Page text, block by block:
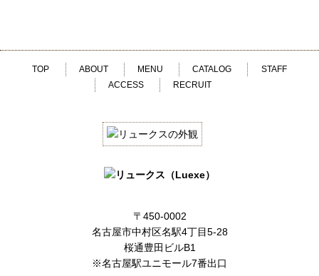
TOP ABOUT MENU CATALOG
STAFF
ACCESS
RECRUIT
〒450-0002
名古屋市中村区名駅4丁目5-28
桜通豊田ビルB1
※名古屋駅ユニモール7番出口